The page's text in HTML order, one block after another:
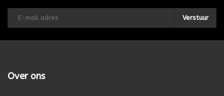
Verstuur
Over ons